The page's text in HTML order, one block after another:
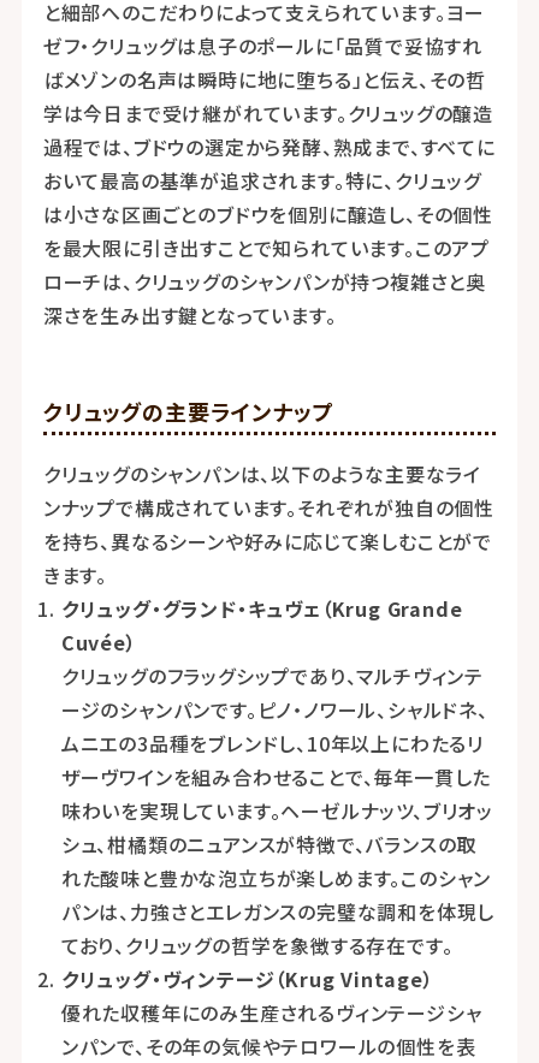
と細部へのこだわりによって支えられています。ヨー
ゼフ・クリュッグは息子のポールに「品質で妥協すれ
ばメゾンの名声は瞬時に地に堕ちる」と伝え、その哲
学は今日まで受け継がれています。クリュッグの醸造
過程では、ブドウの選定から発酵、熟成まで、すべてに
おいて最高の基準が追求されます。特に、クリュッグ
は小さな区画ごとのブドウを個別に醸造し、その個性
を最大限に引き出すことで知られています。このアプ
ローチは、クリュッグのシャンパンが持つ複雑さと奥
深さを生み出す鍵となっています。
クリュッグの主要ラインナップ
クリュッグのシャンパンは、以下のような主要なライ
ンナップで構成されています。それぞれが独自の個性
を持ち、異なるシーンや好みに応じて楽しむことがで
きます。
クリュッグ・グランド・キュヴェ（Krug Grande
Cuvée）
クリュッグのフラッグシップであり、マルチヴィンテ
ージのシャンパンです。ピノ・ノワール、シャルドネ、
ムニエの3品種をブレンドし、10年以上にわたるリ
ザーヴワインを組み合わせることで、毎年一貫した
味わいを実現しています。ヘーゼルナッツ、ブリオッ
シュ、柑橘類のニュアンスが特徴で、バランスの取
れた酸味と豊かな泡立ちが楽しめます。このシャン
パンは、力強さとエレガンスの完璧な調和を体現し
ており、クリュッグの哲学を象徴する存在です。
クリュッグ・ヴィンテージ（Krug Vintage）
優れた収穫年にのみ生産されるヴィンテージシャ
ンパンで、その年の気候やテロワールの個性を表